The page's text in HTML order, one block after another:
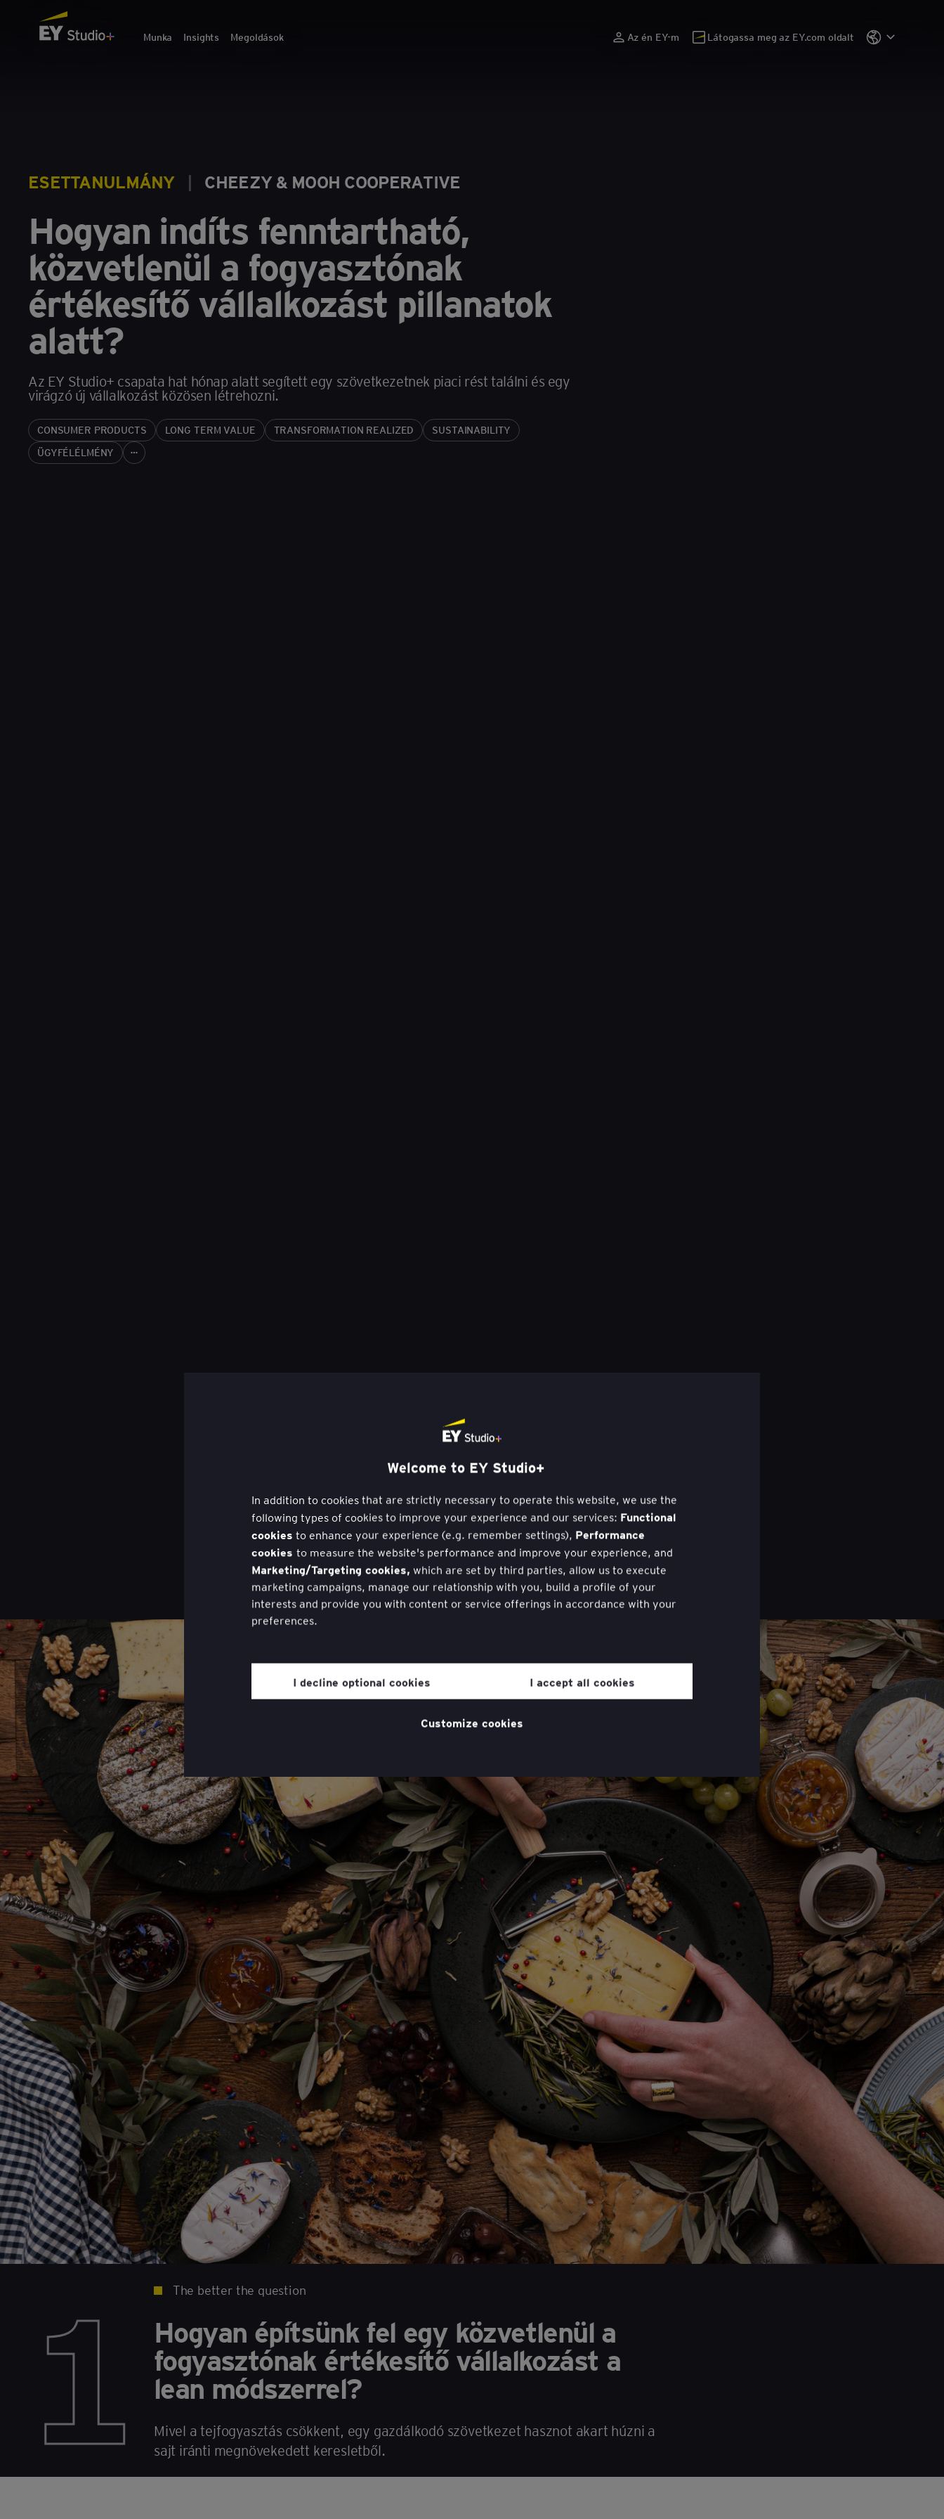
Munka Insights Megoldások Az én EY-m Látogassa meg az EY.com oldalt
ESETTANULMÁNY | CHEEZY & MOOH COOPERATIVE
Hogyan indíts fenntartható,
közvetlenül a fogyasztónak
értékesítő vállalkozást pillanatok
alatt?
Az EY Studio+ csapata hat hónap alatt segített egy szövetkezetnek piaci rést találni és egy
virágzó új vállalkozást közösen létrehozni.
CONSUMER PRODUCTS LONG TERM VALUE TRANSFORMATION REALIZED
SUSTAINABILITY
ÜGYFÉLÉLMÉNY
more_horiz
1 The better the question
Hogyan építsünk fel egy közvetlenül a
fogyasztónak értékesítő vállalkozást a
lean módszerrel?
Mivel a tejfogyasztás csökkent, egy gazdálkodó szövetkezet hasznot akart húzni a
sajt iránti megnövekedett keresletből.
Welcome to EY Studio+
In addition to cookies that are strictly necessary to operate this website, we use the
following types of cookies to improve your experience and our services: Functional
cookies to enhance your experience (e.g. remember settings), Performance
cookies to measure the website's performance and improve your experience, and
Marketing/Targeting cookies, which are set by third parties, allow us to execute
marketing campaigns, manage our relationship with you, build a profile of your
interests and provide you with content or service offerings in accordance with your
preferences.
page on the website in the ‘Legal and Privacy’ section.
for more information.
I decline optional cookies I accept all cookies
Customize cookies